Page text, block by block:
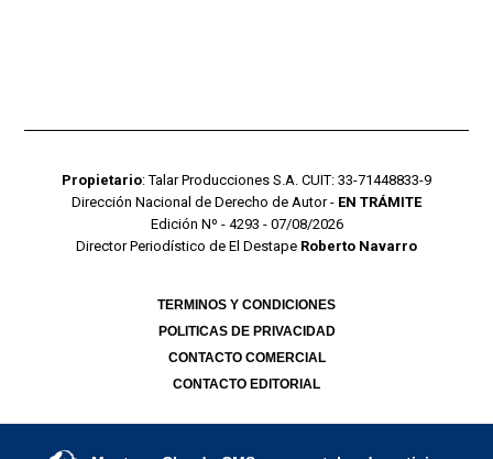
Propietario: Talar Producciones S.A. CUIT: 33-71448833-9
Dirección Nacional de Derecho de Autor - EN TRÁMITE
Edición Nº - 4293 - 07/08/2026
Director Periodístico de El Destape Roberto Navarro
TERMINOS Y CONDICIONES
POLITICAS DE PRIVACIDAD
CONTACTO COMERCIAL
CONTACTO EDITORIAL